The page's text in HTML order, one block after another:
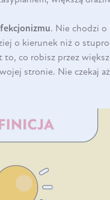
. Nie chodzi o
o kierunek niż o
co robisz przez
stronie. Nie czekaj